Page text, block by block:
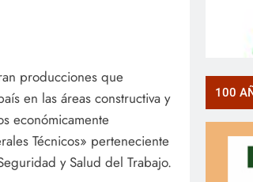
producciones que
en las áreas constructiva y
económicamente
Técnicos» perteneciente
y Salud del Trabajo.
100